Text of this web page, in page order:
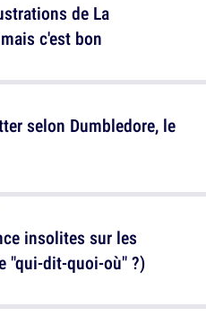
de La
c'est bon
insolites sur les
"qui-dit-quoi-où" ?)
selon Dumbledore, le